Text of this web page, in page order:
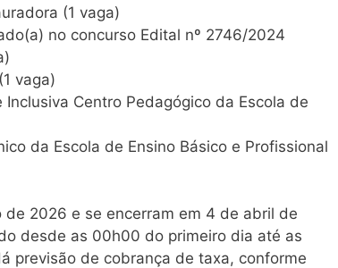
(1 vaga)
no concurso Edital nº 2746/2024
vaga)
Centro Pedagógico da Escola de
da Escola de Ensino Básico e Profissional
2026 e se encerram em 4 de abril de
desde as 00h00 do primeiro dia até as
previsão de cobrança de taxa, conforme